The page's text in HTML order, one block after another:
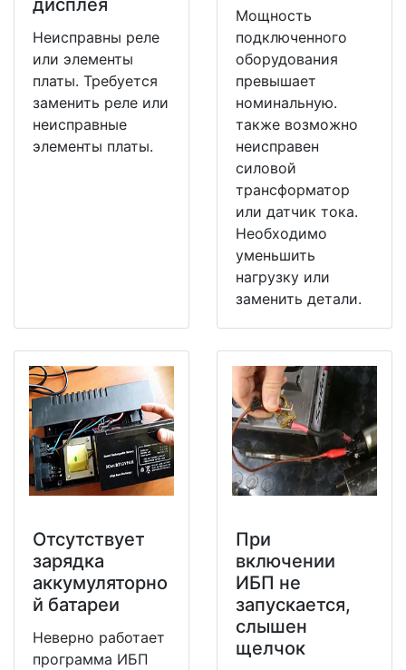
дисплея
Неисправны реле
или элементы
платы. Требуется
заменить реле или
неисправные
элементы платы.
Мощность
подключенного
оборудования
превышает
номинальную.
также возможно
неисправен
силовой
трансформатор
или датчик тока.
Необходимо
уменьшить
нагрузку или
заменить детали.
Отсутствует
зарядка
аккумуляторно
й батареи
Неверно работает
программа ИБП
При
включении
ИБП не
запускается,
слышен
щелчок